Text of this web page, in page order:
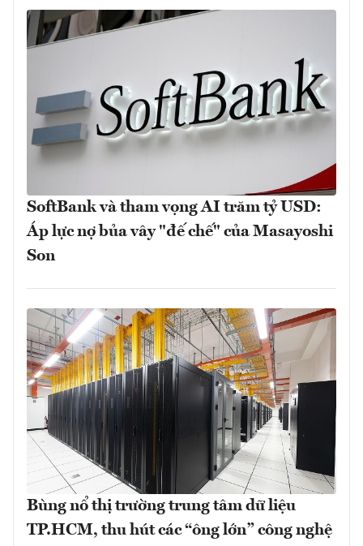
SoftBank và tham vọng AI trăm tỷ USD:
Áp lực nợ bủa vây "đế chế" của Masayoshi
Son
Bùng nổ thị trường trung tâm dữ liệu
TP.HCM, thu hút các “ông lớn” công nghệ